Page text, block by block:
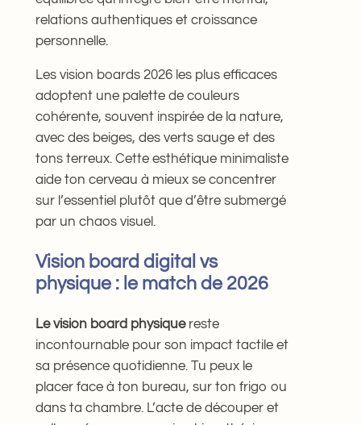
relations authentiques et croissance
personnelle.
Les vision boards 2026 les plus efficaces
adoptent une palette de couleurs
cohérente, souvent inspirée de la nature,
avec des beiges, des verts sauge et des
tons terreux. Cette esthétique minimaliste
aide ton cerveau à mieux se concentrer
sur l’essentiel plutôt que d’être submergé
par un chaos visuel.
Vision board digital vs
physique : le match de 2026
Le vision board physiquereste
incontournable pour son impact tactile et
sa présence quotidienne. Tu peux le
placer face à ton bureau, sur ton frigo ou
dans ta chambre. L’acte de découper et